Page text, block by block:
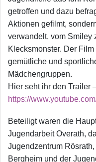
getroffen und dazu
Aktionen gefilmt,
verwandelt, vom Smiley
Klecksmonster. Der
gemütliche und
Mädchengruppen.
Hier seht ihr den Trailer
https://
Beteiligt waren die
Jugendarbeit Overath,
Jugendzentrum
Bergheim und der